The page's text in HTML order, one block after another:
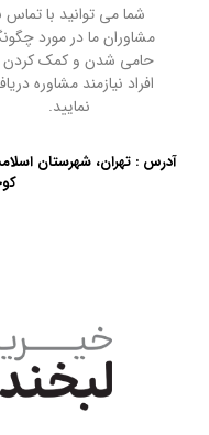
شما می توانید با تماس
مشاوران ما در مورد
حامی شدن و کمک کردن
افراد نیازمند مشاوره
نمایید.
آدرس : تهران، شهرستان